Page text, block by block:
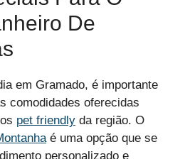
De
em Gramado, é importante
comodidades oferecidas
pet friendly da região. O
é uma opção que se
personalizado e